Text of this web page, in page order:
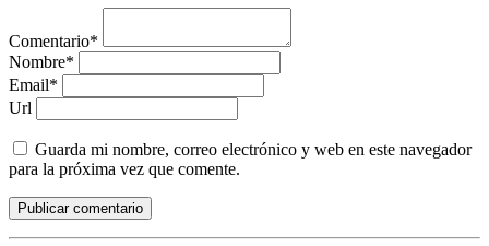
Comentario*
Nombre*
Email*
Url
Guarda mi nombre, correo electrónico y web en este navegador
para la próxima vez que comente.